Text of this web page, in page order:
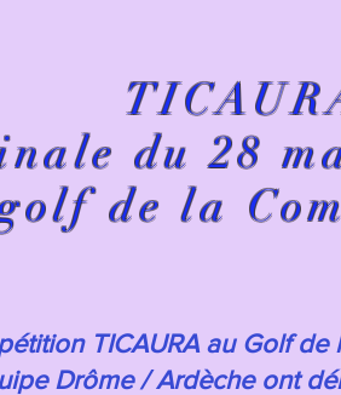
du 28
de la
TICAURA au Golf de
Drôme / Ardèche ont